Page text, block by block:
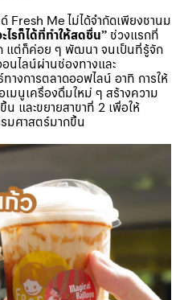
Fresh Meไม่ได้จำกัดเพียงชานม
ะไรก็ได้ที่ทำให้สดชื่น” ช่วงแรกที่
แต่ก็ค่อย ๆ พัฒนา จนเป็นที่รู้จัก
นไลน์ผ่านช่องทางและ
งการตลาดออฟไลน์ อาทิ การให้
มนูเครื่องดื่มใหม่ ๆ สร้างความ
และขยายสาขาที่ 2 เพื่อให้
มศาสตร์มากขึ้น